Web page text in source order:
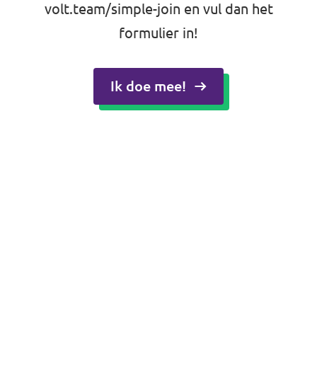
volt.team/simple-join en vul dan het
formulier in!
Ik doe mee!